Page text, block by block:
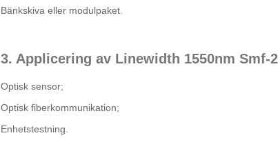
Bänkskiva eller modulpaket.
3. Applicering av Linewidth 1550nm Smf-
Optisk sensor;
Optisk fiberkommunikation;
Enhetstestning.